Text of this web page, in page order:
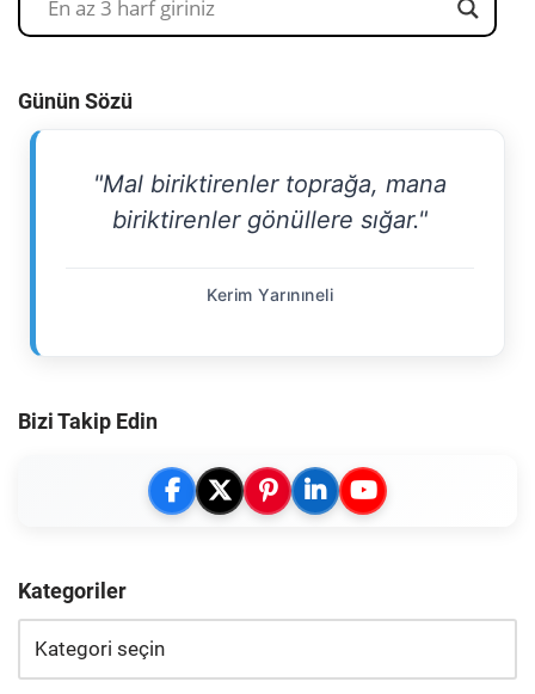
Günün Sözü
"Mal biriktirenler toprağa, mana
biriktirenler gönüllere sığar."
Kerim Yarınıneli
Bizi Takip Edin
Kategoriler